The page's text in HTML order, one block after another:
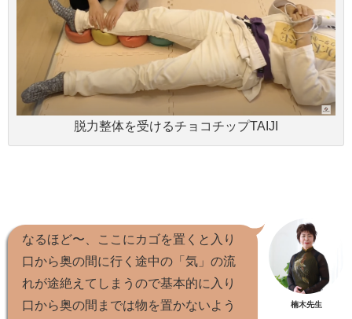
脱力整体を受けるチョコチップTAIJI
なるほど〜、ここにカゴを置くと入り
口から奥の間に行く途中の「気」の流
れが途絶えてしまうので基本的に入り
口から奥の間までは物を置かないよう
楠木先生